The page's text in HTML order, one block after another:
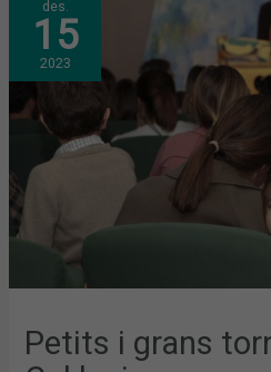
des.
15
2023
Petits i grans
I
GRANS
TORNEN
A
OMPLIR
EL
UNA
NOVA
EDICIÓ
DE